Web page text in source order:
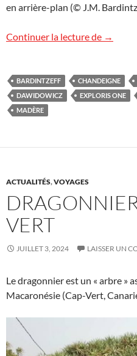
en arrière-plan (© J.M.
Continuer la lecture de Trois
→
BARDINTZEFF CHANDEIGNE
DAWIDOWICZ
EXPLORIS ONE
MADÈRE
ACTUALITÉS,VOYAGES
VERT
JUILLET 3, 2024 LAISSER UN
Le dragonnier est un « arbre »
Macaronésie (Cap-Vert,